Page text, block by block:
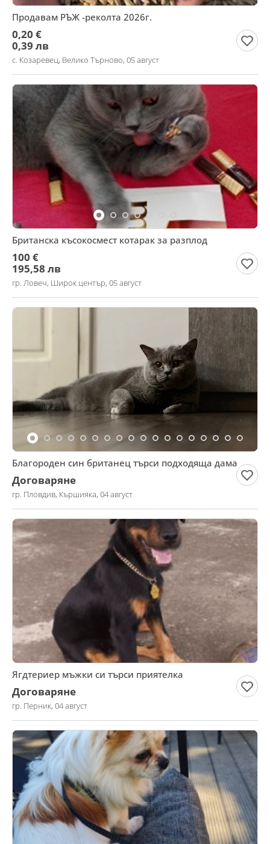
Продавам РЪЖ -реколта 2026г.
0,20 €
0,39 лв
с. Козаревец, Велико Търново, 05 август
Британска късокосмест котарак за разплод
100 €
195,58 лв
гр. Ловеч, Широк център, 05 август
Благороден син британец търси подходяща дама
Договаряне
гр. Пловдив, Кършияка, 04 август
Ягдтериер мъжки си търси приятелка
Договаряне
гр. Перник, 04 август